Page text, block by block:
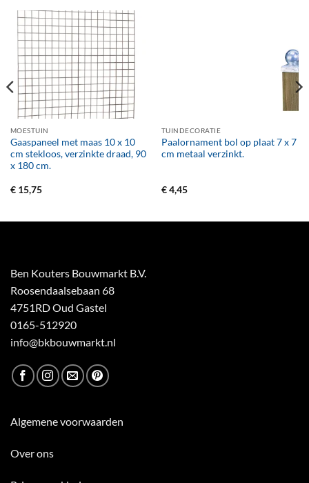
MOESTUIN
Gaaspaneel met maas 10 x 10
cm stekloos, verzinkte draad, 90
x 180 cm.
€15,75
TUINDECORATIE
Paalornament bol op plaat 7 x 7
cm metaal verzinkt.
€4,45
Ben Kouters Bouwmarkt B.V.
Roosendaalsebaan 68
4751RD Oud Gastel
0165-512920
info@bkbouwmarkt.nl
Algemene voorwaarden
Over ons